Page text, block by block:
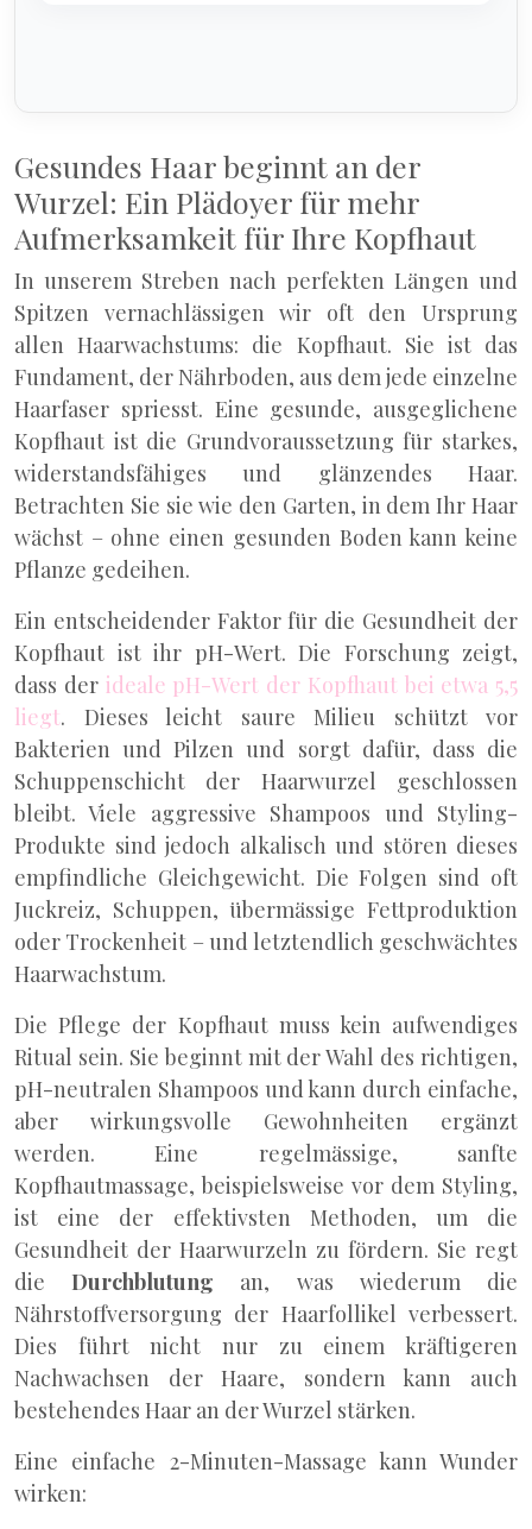
Gesundes Haar beginnt an der
Wurzel: Ein Plädoyer für mehr
Aufmerksamkeit für Ihre Kopfhaut
In unserem Streben nach perfekten Längen und
Spitzen vernachlässigen wir oft den Ursprung
allen Haarwachstums: die Kopfhaut. Sie ist das
Fundament, der Nährboden, aus dem jede einzelne
Haarfaser spriesst. Eine gesunde, ausgeglichene
Kopfhaut ist die Grundvoraussetzung für starkes,
widerstandsfähiges und glänzendes Haar.
Betrachten Sie sie wie den Garten, in dem Ihr Haar
wächst – ohne einen gesunden Boden kann keine
Pflanze gedeihen.
Ein entscheidender Faktor für die Gesundheit der
Kopfhaut ist ihr pH-Wert. Die Forschung zeigt,
dass der ideale pH-Wert der Kopfhaut bei etwa 5,5
liegt. Dieses leicht saure Milieu schützt vor
Bakterien und Pilzen und sorgt dafür, dass die
Schuppenschicht der Haarwurzel geschlossen
bleibt. Viele aggressive Shampoos und Styling-
Produkte sind jedoch alkalisch und stören dieses
empfindliche Gleichgewicht. Die Folgen sind oft
Juckreiz, Schuppen, übermässige Fettproduktion
oder Trockenheit – und letztendlich geschwächtes
Haarwachstum.
Die Pflege der Kopfhaut muss kein aufwendiges
Ritual sein. Sie beginnt mit der Wahl des richtigen,
pH-neutralen Shampoos und kann durch einfache,
aber wirkungsvolle Gewohnheiten ergänzt
werden. Eine regelmässige, sanfte
Kopfhautmassage, beispielsweise vor dem Styling,
ist eine der effektivsten Methoden, um die
Gesundheit der Haarwurzeln zu fördern. Sie regt
die Durchblutung an, was wiederum die
Nährstoffversorgung der Haarfollikel verbessert.
Dies führt nicht nur zu einem kräftigeren
Nachwachsen der Haare, sondern kann auch
bestehendes Haar an der Wurzel stärken.
Eine einfache 2-Minuten-Massage kann Wunder
wirken: